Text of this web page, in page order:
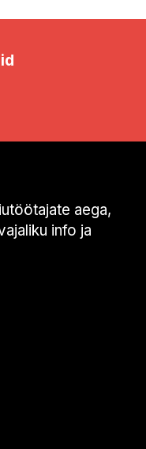
aega,
info ja